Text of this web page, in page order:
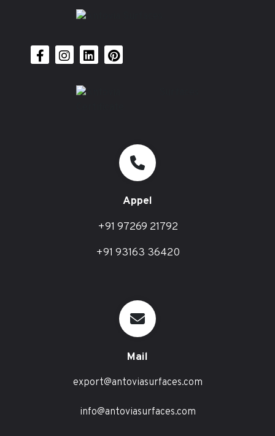
Appel
+91 97269 21792
+91 93163 36420
Mail
export@antoviasurfaces.com
info@antoviasurfaces.com